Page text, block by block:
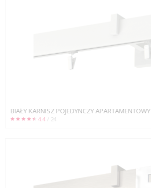
BIAŁY KARNISZ POJEDYNCZY APARTAMENTOWY
4.4 / 24